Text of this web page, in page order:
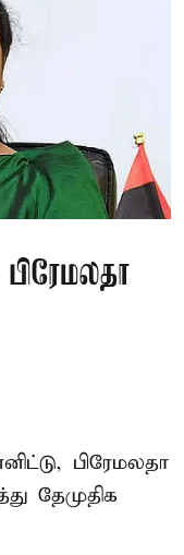
பிரேமலதா
தேமுதிக